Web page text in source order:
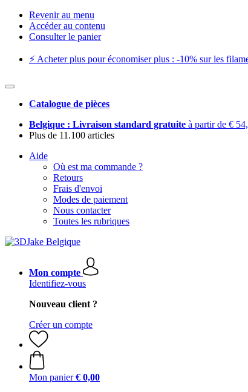
Revenir au menu
Accéder au contenu
Consulter le panier
⚡️ Acheter plus pour économiser plus : -10% sur les
Catalogue de pièces
Belgique : Livraison standard gratuite à partir de €
Plus de 11.100 articles
Aide
Où est ma commande ?
Retours
Frais d'envoi
Modes de paiement
Nous contacter
Toutes les rubriques
Mon compte
Identifiez-vous
Nouveau client ?
Créer un compte
Mon panier € 0,00